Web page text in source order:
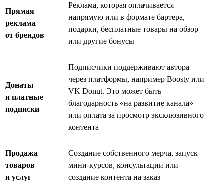
Прямая
реклама
от брендов
Реклама, которая оплачивается
напрямую или в формате бартера, —
подарки, бесплатные товары на обзор
или другие бонусы
Донаты
и платные
подписки
Подписчики поддерживают автора
через платформы, например Boosty или
VK Donut. Это может быть
благодарность «на развитие канала»
или оплата за просмотр эксклюзивного
контента
Продажа
товаров
и услуг
Создание собственного мерча, запуск
мини-курсов, консультации или
создание контента на заказ